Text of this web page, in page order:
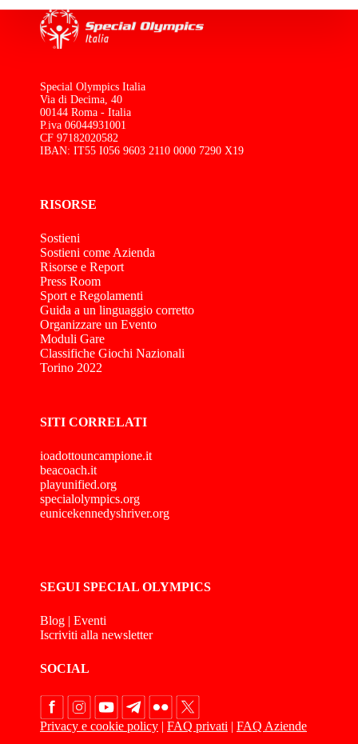
Special Olympics Italia
Via di Decima, 40
00144 Roma - Italia
P.iva 06044931001
CF 97182020582
IBAN: IT55 I056 9603 2110 0000 7290 X19
RISORSE
Sostieni
Sostieni come Azienda
Risorse e Report
Press Room
Sport e Regolamenti
Guida a un linguaggio corretto
Organizzare un Evento
Moduli Gare
Classifiche Giochi Nazionali
Torino 2022
SITI CORRELATI
ioadottouncampione.it
beacoach.it
playunified.org
specialolympics.org
eunicekennedyshriver.org
SEGUI SPECIAL OLYMPICS
Blog | Eventi
Iscriviti alla newsletter
SOCIAL
Privacy e cookie policy | FAQ privati | FAQ Aziende